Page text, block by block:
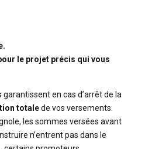
le projet précis qui vous
garantissent en cas d’arrêt de la
totalede vos versements.
les sommes versées avant
n’entrent pas dans le